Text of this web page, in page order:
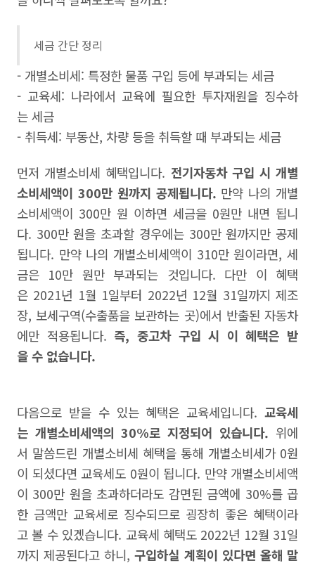
세금 간단 정리
- 개별소비세: 특정한 물품 구입 등에 부과되는 세금
- 교육세: 나라에서 교육에 필요한 투자재원을 징수하
는 세금
- 취득세: 부동산, 차량 등을 취득할 때 부과되는 세금
먼저 개별소비세 혜택입니다. 전기자동차 구입 시 개별
소비세액이 300만 원까지 공제됩니다. 만약 나의 개별
소비세액이 300만 원 이하면 세금을 0원만 내면 됩니
다. 300만 원을 초과할 경우에는 300만 원까지만 공제
됩니다. 만약 나의 개별소비세액이 310만 원이라면, 세
금은 10만 원만 부과되는 것입니다. 다만 이 혜택
은 2021년 1월 1일부터 2022년 12월 31일까지 제조
장, 보세구역(수출품을 보관하는 곳)에서 반출된 자동차
에만 적용됩니다. 즉, 중고차 구입 시 이 혜택은 받
을 수 없습니다.
다음으로 받을 수 있는 혜택은 교육세입니다. 교육세
는 개별소비세액의 30%로 지정되어 있습니다. 위에
서 말씀드린 개별소비세 혜택을 통해 개별소비세가 0원
이 되셨다면 교육세도 0원이 됩니다. 만약 개별소비세액
이 300만 원을 초과하더라도 감면된 금액에 30%를 곱
한 금액만 교육세로 징수되므로 굉장히 좋은 혜택이라
고 볼 수 있겠습니다. 교육세 혜택도 2022년 12월 31일
까지 제공된다고 하니,구입하실 계획이 있다면 올해 말